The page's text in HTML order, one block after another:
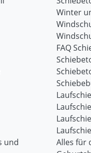
und
Winter
FAQ
Alles für